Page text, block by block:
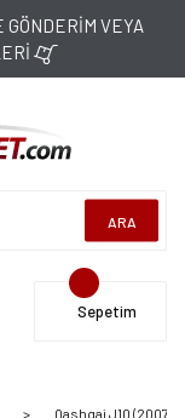
GÖNDERİM VEYA
ARA
Sepetim
Qashqai J10 (2007-